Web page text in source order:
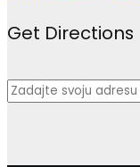
Get Directions